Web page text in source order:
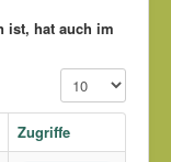
ist, hat auch im
Anzeige #
Zugriffe